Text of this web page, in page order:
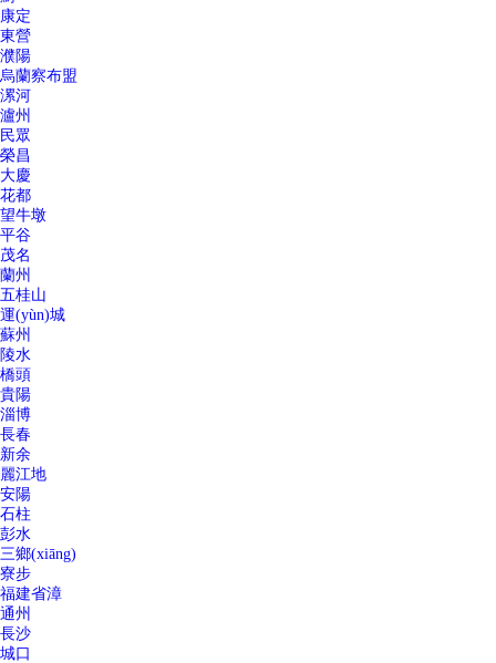
康定
東營
濮陽
烏蘭察布盟
漯河
瀘州
民眾
榮昌
大慶
花都
望牛墩
平谷
茂名
蘭州
五桂山
運(yùn)城
蘇州
陵水
橋頭
貴陽
淄博
長春
新余
麗江地
安陽
石柱
彭水
三鄉(xiāng)
寮步
福建省漳
通州
長沙
城口